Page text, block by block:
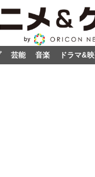
芸能 音楽 ドラマ&